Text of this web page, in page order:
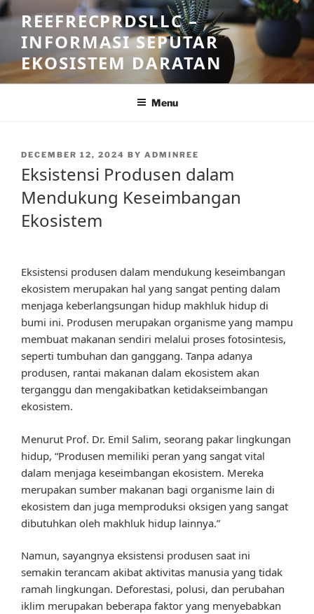
Skip
to
content
REEFRECPRDSLLC –
INFORMASI SEPUTAR
EKOSISTEM DARATAN
Menu
POSTED
ON
DECEMBER 12, 2024 BY ADMINREE
Eksistensi Produsen dalam
Mendukung Keseimbangan
Ekosistem
Eksistensi produsen dalam mendukung keseimbangan
ekosistem merupakan hal yang sangat penting dalam
menjaga keberlangsungan hidup makhluk hidup di
bumi ini. Produsen merupakan organisme yang mampu
membuat makanan sendiri melalui proses fotosintesis,
seperti tumbuhan dan ganggang. Tanpa adanya
produsen, rantai makanan dalam ekosistem akan
terganggu dan mengakibatkan ketidakseimbangan
ekosistem.
Menurut Prof. Dr. Emil Salim, seorang pakar lingkungan
hidup, “Produsen memiliki peran yang sangat vital
dalam menjaga keseimbangan ekosistem. Mereka
merupakan sumber makanan bagi organisme lain di
ekosistem dan juga memproduksi oksigen yang sangat
dibutuhkan oleh makhluk hidup lainnya.”
Namun, sayangnya eksistensi produsen saat ini
semakin terancam akibat aktivitas manusia yang tidak
ramah lingkungan. Deforestasi, polusi, dan perubahan
iklim merupakan beberapa faktor yang menyebabkan